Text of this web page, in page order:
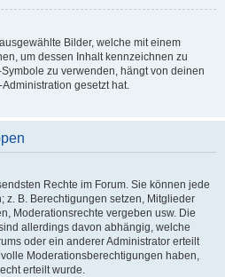
Bilder, welche mit einem
um dessen Inhalt kennzeichnen zu
zu verwenden, hängt von deinen
gesetzt hat.
Rechte im Forum. Sie können jede
z. B. Berechtigungen setzen, Mitglieder
Moderationsrechte vergeben usw. Die
allerdings davon abhängig, welche
oder ein anderer Administrator erteilt
Moderationsberechtigungen haben,
erteilt wurde.